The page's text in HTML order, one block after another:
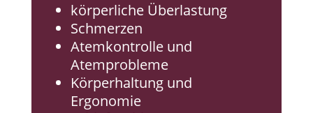
körperliche Überlastung
Schmerzen
Atemkontrolle und
Atemprobleme
Körperhaltung und
Ergonomie